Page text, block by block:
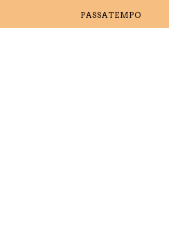
PASSATEMPO